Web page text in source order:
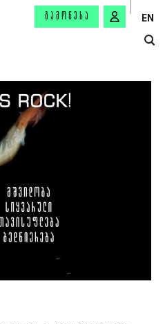
ᲒᲐᲛᲝᲬᲔᲠᲐ EN